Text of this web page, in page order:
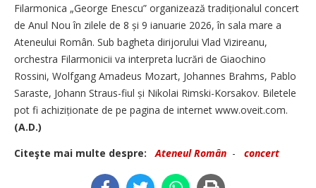
Filarmonica „George Enescu” organizează tradiționalul concert
de Anul Nou în zilele de 8 și 9 ianuarie 2026, în sala mare a
Ateneului Român. Sub bagheta dirijorului Vlad Vizireanu,
orchestra Filarmonicii va interpreta lucrări de Giaochino
Rossini, Wolfgang Amadeus Mozart, Johannes Brahms, Pablo
Saraste, Johann Straus-fiul și Nikolai Rimski-Korsakov. Biletele
pot fi achiziționate de pe pagina de internet www.oveit.com.
(A.D.)
Citeşte mai multe despre:
Ateneul Român - concert